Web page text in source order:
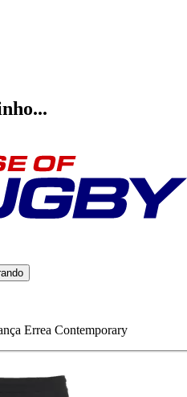
Errea Contemporary